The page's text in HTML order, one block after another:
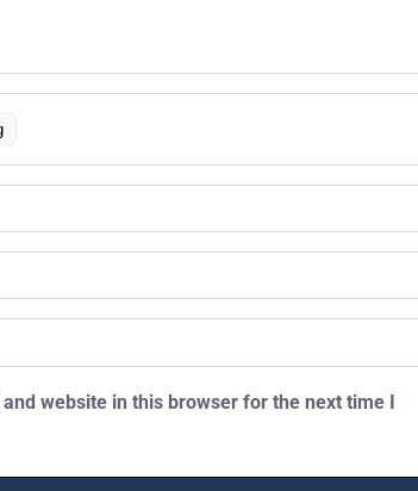
website in this browser for the next time I